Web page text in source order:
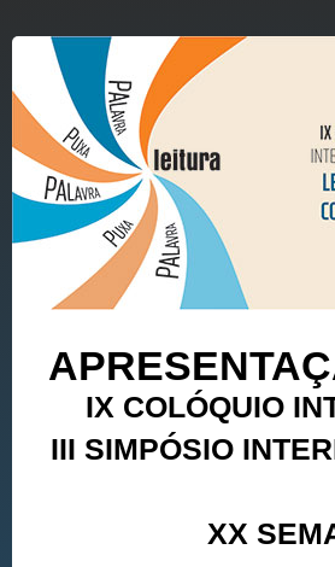
IX COLÓQUIO
III SIMPÓSIO
XX